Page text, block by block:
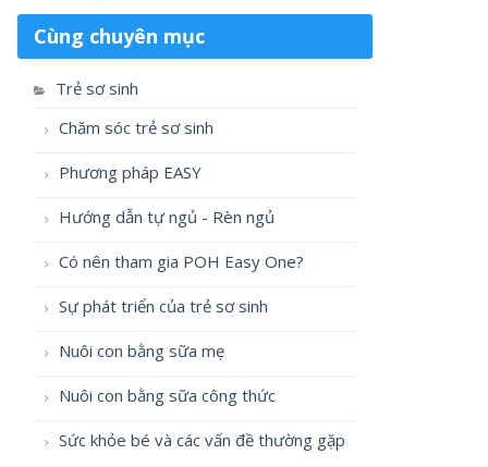
Cùng chuyên mục
Trẻ sơ sinh
Chăm sóc trẻ sơ sinh
Phương pháp EASY
Hướng dẫn tự ngủ - Rèn ngủ
Có nên tham gia POH Easy One?
Sự phát triển của trẻ sơ sinh
Nuôi con bằng sữa mẹ
Nuôi con bằng sữa công thức
Sức khỏe bé và các vấn đề thường gặp